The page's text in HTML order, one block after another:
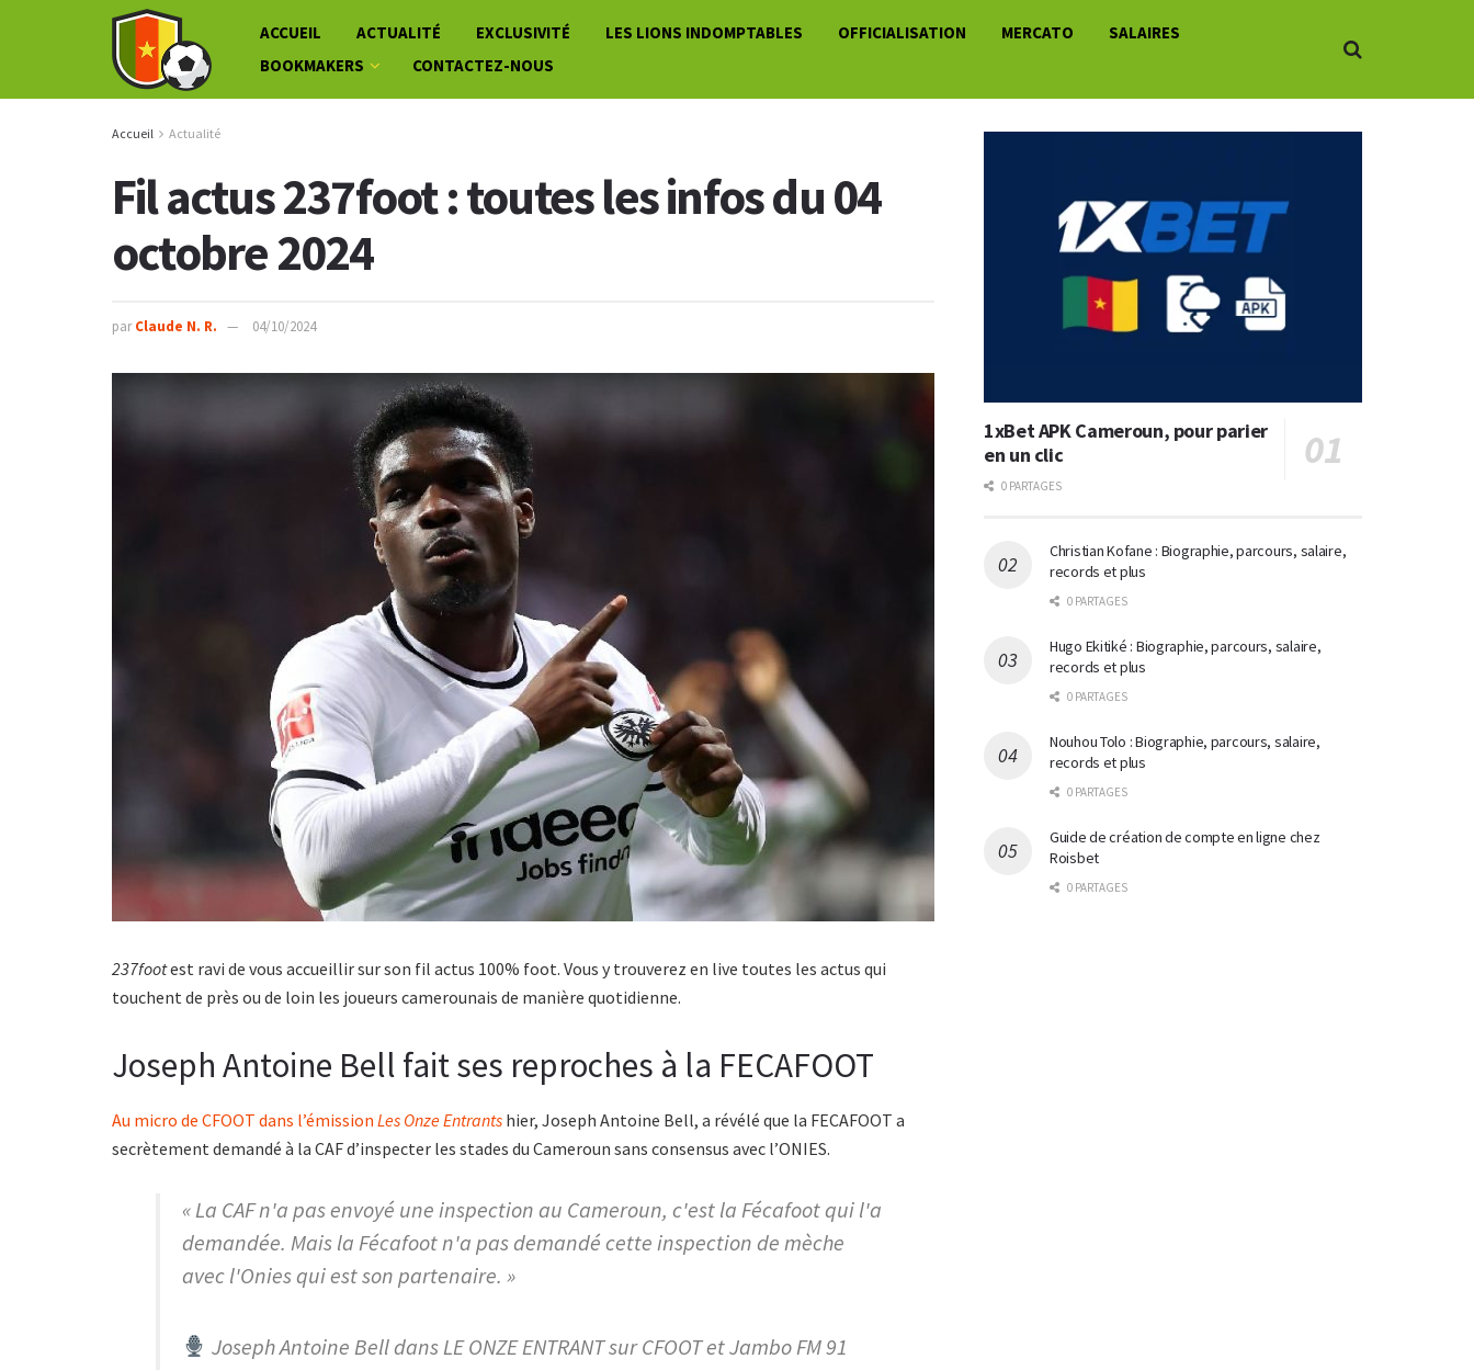
ACCUEIL ACTUALITÉ EXCLUSIVITÉ LES LIONS INDOMPTABLES OFFICIALISATION MERCATO
SALAIRES
BOOKMAKERS
CONTACTEZ-NOUS
Accueil Actualité
Fil actus 237foot : toutes les infos du 04
octobre 2024
par Claude N. R. 04/10/2024
237footest ravi de vous accueillir sur son fil actus 100% foot. Vous y trouverez en live toutes les actus qui
touchent de près ou de loin les joueurs camerounais de manière quotidienne.
Joseph Antoine Bell fait ses reproches à la FECAFOOT
Au micro de CFOOT dans l’émission Les Onze Entrants hier, Joseph Antoine Bell, a révélé que la FECAFOOT a
secrètement demandé à la CAF d’inspecter les stades du Cameroun sans consensus avec l’ONIES.
« La CAF n'a pas envoyé une inspection au Cameroun, c'est la Fécafoot qui l'a
demandée. Mais la Fécafoot n'a pas demandé cette inspection de mèche
avec l'Onies qui est son partenaire. »
Joseph Antoine Bell dans LE ONZE ENTRANT sur CFOOT et Jambo FM 91
1xBet APK Cameroun, pour parier
en un clic
0 PARTAGES
Christian Kofane : Biographie, parcours, salaire,
records et plus
0 PARTAGES
Hugo Ekitiké : Biographie, parcours, salaire,
records et plus
0 PARTAGES
Nouhou Tolo : Biographie, parcours, salaire,
records et plus
0 PARTAGES
Guide de création de compte en ligne chez
Roisbet
0 PARTAGES